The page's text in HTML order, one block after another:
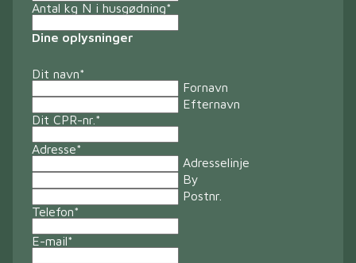
Antal kg N i husgødning*
Dine oplysninger
Dit navn*
Fornavn
Efternavn
Dit CPR-nr. *
Adresse*
Adresselinje
By
Postnr.
Telefon*
E-mail*